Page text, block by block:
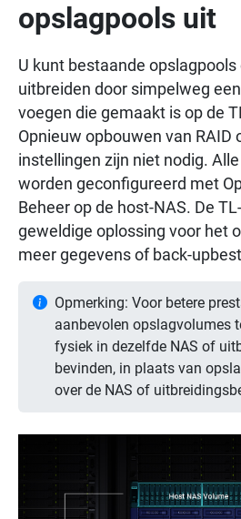
opslagpools uit
U kunt bestaande opslagpools
uitbreiden door simpelweg
voegen die gemaakt is op de
Opnieuw opbouwen van RAID
instellingen zijn niet nodig.
worden geconfigureerd met
Beheer op de host-NAS. De
geweldige oplossing voor het
meer gegevens of back-
Opmerking: Voor betere
aanbevolen opslagvolumes
fysiek in dezelfde NAS of
bevinden, in plaats van
over de NAS of